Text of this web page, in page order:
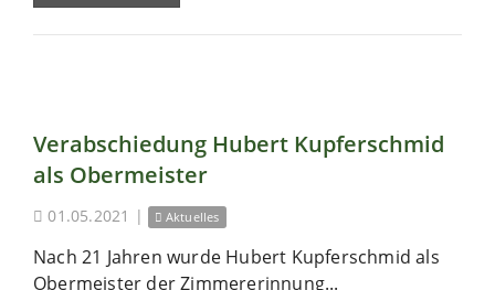
Verabschiedung Hubert Kupferschmid
als Obermeister
01.05.2021 | Aktuelles
Nach 21 Jahren wurde Hubert Kupferschmid als
Obermeister der Zimmererinnung...